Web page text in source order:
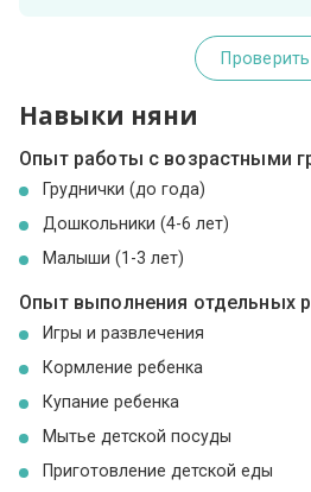
Проверить
Навыки няни
Опыт работы с возрастными
Груднички (до года)
Дошкольники (4-6 лет)
Малыши (1-3 лет)
Опыт выполнения отдельных
Игры и развлечения
Кормление ребенка
Купание ребенка
Мытье детской посуды
Приготовление детской еды